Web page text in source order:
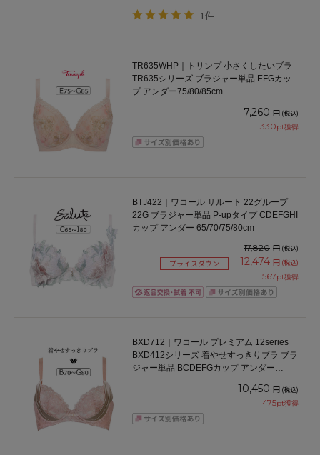
1件
TR635WHP｜トリンプ 小さくしたいブラ
TR635シリーズ ブラジャー単品 EFGカッ
プ アンダー75/80/85cm
7,260 円 (税込)
330pt獲得
BTJ422｜ワコール サルート 22グループ
22G ブラジャー単品 P-upタイプ CDEFGHI
カップ アンダー 65/70/75/80cm
17,820 円(税込)
プライスダウン 12,474 円 (税込)
567pt獲得
BXD712｜ワコール プレミアム 12series
BXD412シリーズ 着やせすっきりブラ ブラ
ジャー単品 BCDEFGカップ アンダー
10,450 円 (税込)
475pt獲得